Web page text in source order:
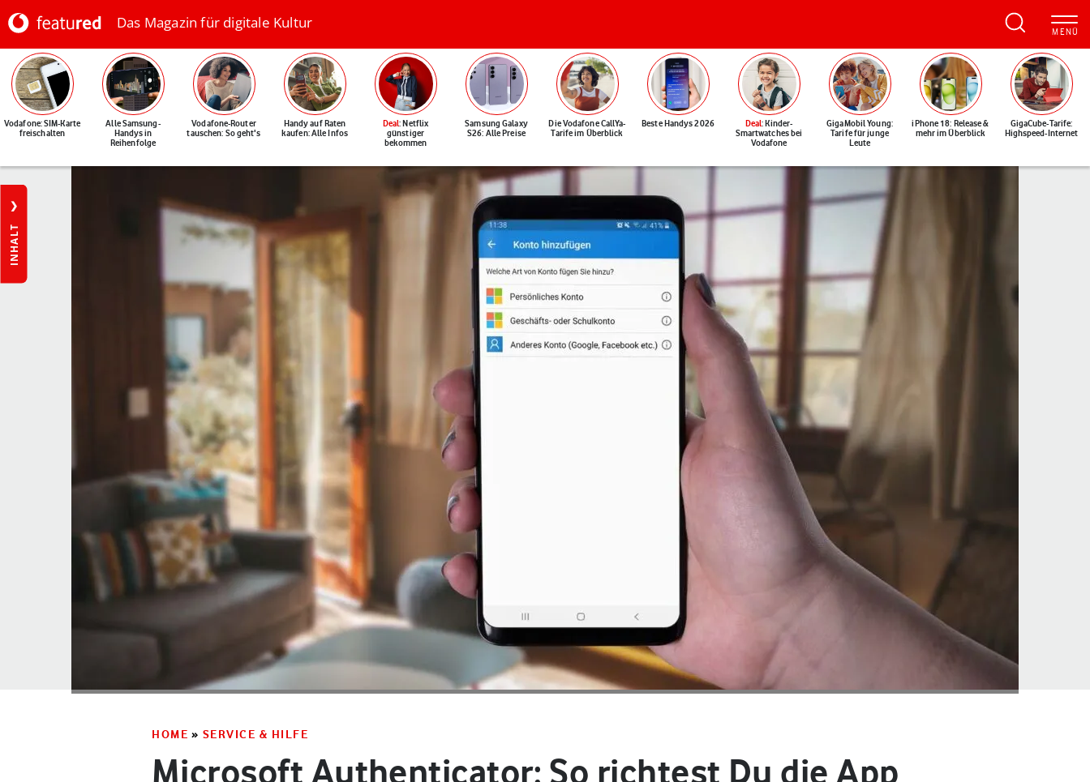
Das Magazin für digitale Kultur
Vodafone: SIM-Karte
freischalten
Alle Samsung-
Handys in
Reihenfolge
Vodafone-Router
tauschen: So geht's
Handy auf Raten
kaufen: Alle Infos
Deal: Netflix
günstiger
bekommen
Samsung Galaxy
S26: Alle Preise
Die Vodafone CallYa-
Tarife im Überblick
Beste Handys 2026 Deal: Kinder-
Smartwatches bei
Vodafone
GigaMobil Young:
Tarife für junge
Leute
iPhone 18: Release &
mehr im Überblick
GigaCube-Tarife:
Highspeed-Internet
INHALT
HOME » SERVICE & HILFE
Microsoft Authenticator: So richtest Du die App